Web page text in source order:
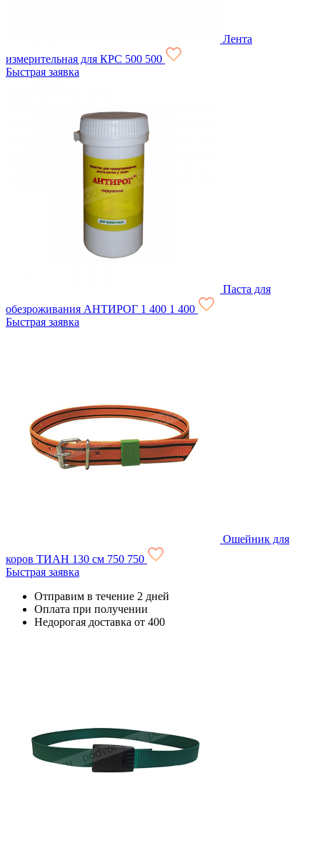
Лента
измерительная для КРС 500 500
Быстрая заявка
Паста для
обезроживания АНТИРОГ 1 400 1 400
Быстрая заявка
Ошейник для
коров ТИАН 130 см 750 750
Быстрая заявка
Отправим в течение 2 дней
Оплата при получении
Недорогая доставка от 400